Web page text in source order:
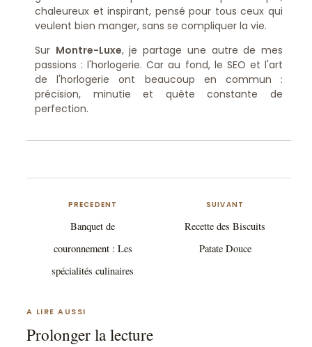
chaleureux et inspirant, pensé pour tous ceux qui
veulent bien manger, sans se compliquer la vie.
Sur Montre-Luxe, je partage une autre de mes
passions : l'horlogerie. Car au fond, le SEO et l'art
de l'horlogerie ont beaucoup en commun :
précision, minutie et quête constante de
perfection.
PRECEDENT
Banquet de
couronnement : Les
spécialités culinaires
SUIVANT
Recette des Biscuits
Patate Douce
A LIRE AUSSI
Prolonger la lecture